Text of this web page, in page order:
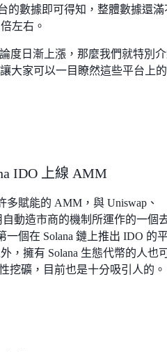
的數據即可得知，整體數據還滿
左右。
度日漸上漲，那麼我們就特別
大家可以一目瞭然這些平台上
IDO 上線 AMM
多賦能的 AMM，與 Uniswap、
自動造市商的機制所運作的一個
一個在 Solana 鏈上推出 IDO 的
，擁有 Solana 生態代幣的人也
挖礦，目前也是十分吸引人的。